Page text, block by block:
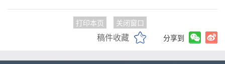
打印本页 关闭窗口
稿件收藏 分享到